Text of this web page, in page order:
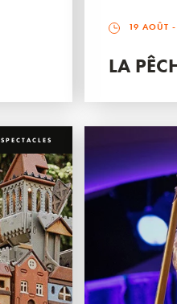
19 AOÛT -
LA
SPECTACLES